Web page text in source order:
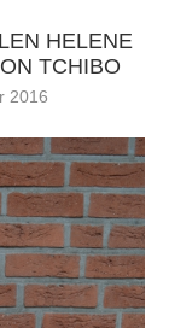
HELENE
TCHIBO
2016